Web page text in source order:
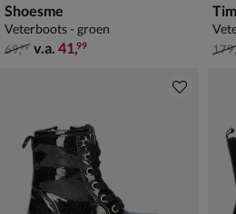
Shoesme
Veterboots - groen
van € 69,99 vanaf € 41,99
69,99 v.a. 41,99 179,